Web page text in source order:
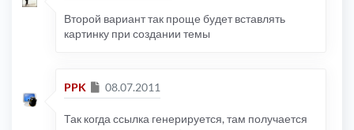
Второй варианттак проще будет вставлять
картинку при создании темы
PPK Сообщение
08.07.2011
Так когда ссылка генерируется, там получается